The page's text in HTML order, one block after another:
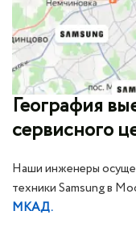
География
сервисного
Наши инженеры
техники Samsung в
МКАД.